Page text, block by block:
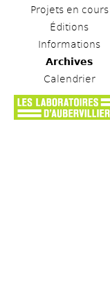
Projets en cours
Éditions
Informations
Archives
Calendrier